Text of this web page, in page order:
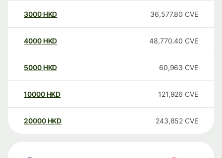
3000 HKD 36,577.80 CVE
4000 HKD 48,770.40 CVE
5000 HKD 60,963 CVE
10000 HKD 121,926 CVE
20000 HKD 243,852 CVE